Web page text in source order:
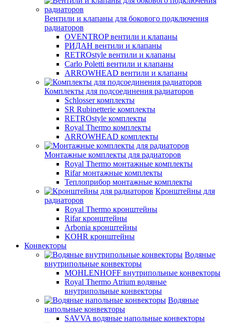
Вентили и клапаны для бокового подключения
радиаторов
OVENTROP вентили и клапаны
РИДАН вентили и клапаны
RETROstyle вентили и клапаны
Carlo Poletti вентили и клапаны
ARROWHEAD вентили и клапаны
Комплекты для подсоединения радиаторов
Schlosser комплекты
SR Rubinetterie комплекты
RETROstyle комплекты
Royal Thermo комплекты
ARROWHEAD комплекты
Монтажные комплекты для радиаторов
Royal Thermo монтажные комплекты
Rifar монтажные комплекты
Теплоприбор монтажные комплекты
Кронштейны для
радиаторов
Royal Thermo кронштейны
Rifar кронштейны
Arbonia кронштейны
KOHR кронштейны
Конвекторы
Водяные
внутрипольные конвекторы
MOHLENHOFF внутрипольные конвекторы
Royal Thermo Atrium водяные
внутрипольные конвекторы
Водяные
напольные конвекторы
SAVVA водяные напольные конвекторы